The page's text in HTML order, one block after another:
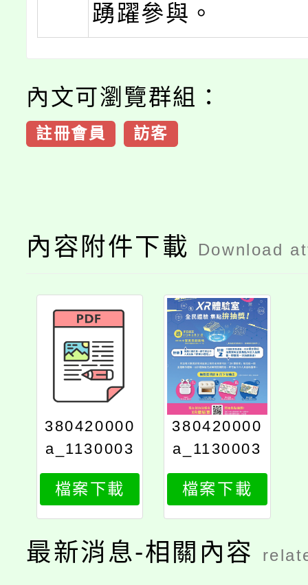
踴躍參與。
內文可瀏覽群組：
註冊會員 訪客
內容附件下載 Download
380420000
a_1130003
932_print
檔案下載
380420000
a_1130003
932_attach
1
檔案下載
最新消息-相關內容